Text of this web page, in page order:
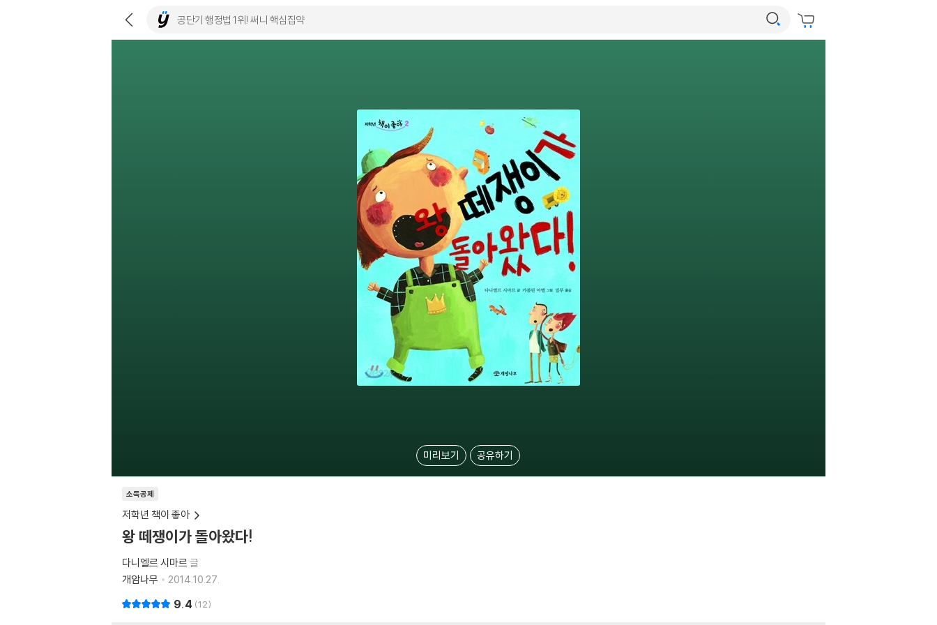
미리보기 공유하기
소득공제
저학년 책이 좋아
왕 떼쟁이가 돌아왔다!
다니엘르 시마르 글
개암나무
2014.10.27.
9.4 12